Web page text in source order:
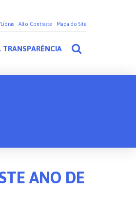
Alto Contraste Mapa do Site
ANO DE